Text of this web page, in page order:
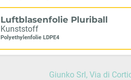
Luftblasenfolie Pluriball
Kunststoff
Polyethylenfolie LDPE4
Giunko Srl, Via di